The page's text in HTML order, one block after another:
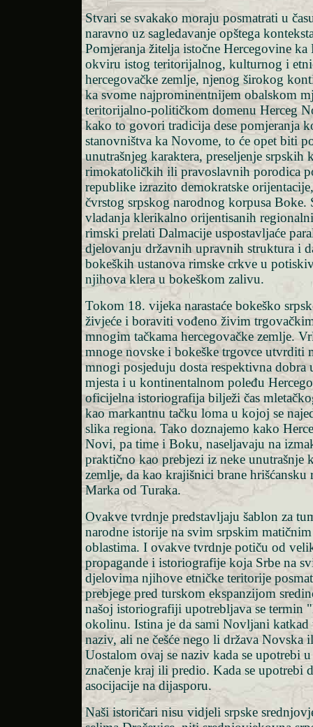
Stvari se svakako moraju posmatrati u
naravno uz sagledavanje opštega
Pomjeranja žitelja istočne Hercegovine
okviru istog teritorijalnog, kulturnog i
hercegovačke zemlje, njenog širokog
ka svome najprominentnijem obalskom
teritorijalno-političkom domenu Herceg
kako to govori tradicija dese pomjeranja
stanovništva ka Novome, to će opet biti
unutrašnjeg karaktera, preseljenje srpskih
rimokatoličkih ili pravoslavnih porodica
republike izrazito demokratske
čvrstog srpskog narodnog korpusa Boke.
vladanja klerikalno orijentisanih
rimski prelati Dalmacije uspostavljaće
djelovanju državnih upravnih struktura i
bokeških ustanova rimske crkve u
njihova klera u bokeškom zalivu.
Tokom 18. vijeka narastaće bokeško
živjeće i boraviti vođeno živim
mnogim tačkama hercegovačke zemlje.
mnoge novske i bokeške trgovce utvrditi
mnogi posjeduju dosta respektivna dobra
mjesta i u kontinentalnom poleđu
oficijelna istoriografija bilježi čas
kao markantnu tačku loma u kojoj se
slika regiona. Tako doznajemo kako
Novi, pa time i Boku, naseljavaju na
praktično kao prebjezi iz neke unutrašnje
zemlje, da kao krajišnici brane
Marka od Turaka.
Ovakve tvrdnje predstavljaju šablon za
narodne istorije na svim srpskim
oblastima. I ovakve tvrdnje potiču od
propagande i istoriografije koja Srbe na
djelovima njihove etničke teritorije
prebjege pred turskom ekspanzijom
našoj istoriografiji upotrebljava se termin
okolinu. Istina je da sami Novljani
naziv, ali ne češće nego li država Novska
Uostalom ovaj se naziv kada se upotrebi
značenje kraj ili predio. Kada se upotrebi
asocijacije na dijasporu.
Naši istoričari nisu vidjeli srpske